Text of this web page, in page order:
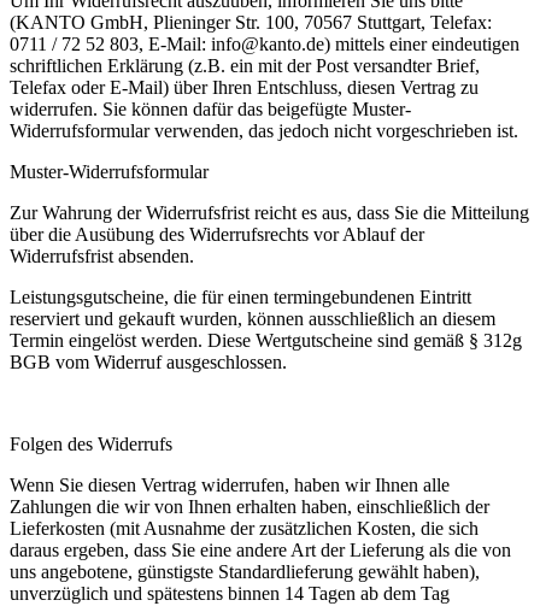
(KANTO GmbH, Plieninger Str. 100, 70567 Stuttgart, Telefax:
0711 / 72 52 803, E-Mail: info@kanto.de) mittels einer eindeutigen
schriftlichen Erklärung (z.B. ein mit der Post versandter Brief,
Telefax oder E-Mail) über Ihren Entschluss, diesen Vertrag zu
widerrufen. Sie können dafür das beigefügte Muster-
Widerrufsformular verwenden, das jedoch nicht vorgeschrieben ist.
Muster-Widerrufsformular
Zur Wahrung der Widerrufsfrist reicht es aus, dass Sie die Mitteilung
über die Ausübung des Widerrufsrechts vor Ablauf der
Widerrufsfrist absenden.
Leistungsgutscheine, die für einen termingebundenen Eintritt
reserviert und gekauft wurden, können ausschließlich an diesem
Termin eingelöst werden. Diese Wertgutscheine sind gemäß § 312g
BGB vom Widerruf ausgeschlossen.
Folgen des Widerrufs
Wenn Sie diesen Vertrag widerrufen, haben wir Ihnen alle
Zahlungen die wir von Ihnen erhalten haben, einschließlich der
Lieferkosten (mit Ausnahme der zusätzlichen Kosten, die sich
daraus ergeben, dass Sie eine andere Art der Lieferung als die von
uns angebotene, günstigste Standardlieferung gewählt haben),
unverzüglich und spätestens binnen 14 Tagen ab dem Tag